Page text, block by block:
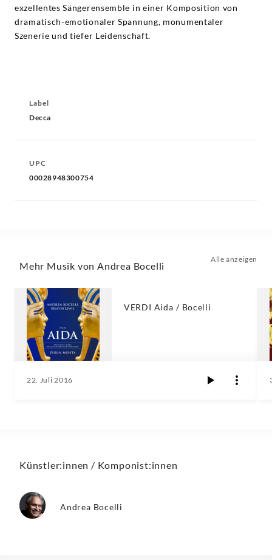
exzellentes Sängerensemble in einer Komposition von
dramatisch-emotionaler Spannung, monumentaler
Szenerie und tiefer Leidenschaft.
Label
Decca
UPC
00028948300754
Mehr Musik von Andrea Bocelli
Alle anzeigen
VERDI Aida / Bocelli
22. Juli 2016
Künstler:innen / Komponist:innen
Andrea Bocelli